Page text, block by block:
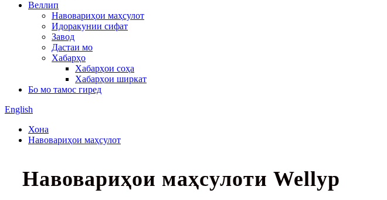
Веллип
Навовариҳои маҳсулот
Идоракунии сифат
Завод
Дастаи мо
Хабарҳо
Хабарҳои соҳа
Хабарҳои ширкат
Бо мо тамос гиред
English
Хона
Навовариҳои маҳсулот
Навовариҳои маҳсулоти Wellyp